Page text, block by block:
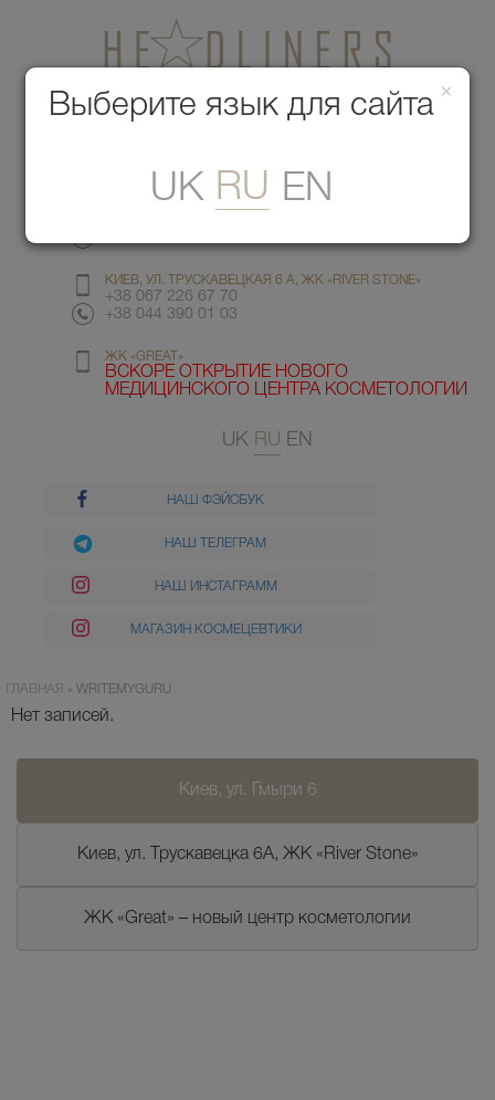
КИЕВ, УЛ. ГМЫРИ 6
КИЕВ, УЛ. ТРУСКАВЕЦКАЯ 6 А, ЖК «RIVER STONE»
+38 067 226 67 70
+38 044 390 01 03
ЖК «GREAT»
ВСКОРЕ ОТКРЫТИЕ НОВОГО
МЕДИЦИНСКОГО ЦЕНТРА КОСМЕТОЛОГИИ
UK RU EN
НАШ ФЭЙСБУК
НАШ ТЕЛЕГРАМ
НАШ ИНСТАГРАММ
МАГАЗИН КОСМЕЦЕВТИКИ
ГЛАВНАЯ » WRITEMYGURU
Нет записей.
Киев, ул. Гмыри 6
Киев, ул. Трускавецка 6А, ЖК «River Stone»
ЖК «Great» – новый центр косметологии
×
Выберите язык для сайта
UK RU EN